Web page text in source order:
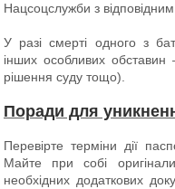
Нацсоцслужби з
У разі смерті одного з
інших особливих обставин
рішення суду тощо).
Поради для
Перевірте терміни дії
Майте при собі
необхідних додаткових